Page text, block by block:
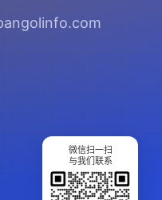
微信扫一扫
与我们联系